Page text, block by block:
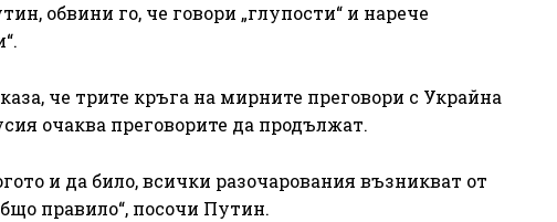
обвини го, че говори „глупости“ и нарече
че трите кръга на мирните преговори с Украйна
очаква преговорите да продължат.
и да било, всички разочарования възникват от
правило“, посочи Путин.